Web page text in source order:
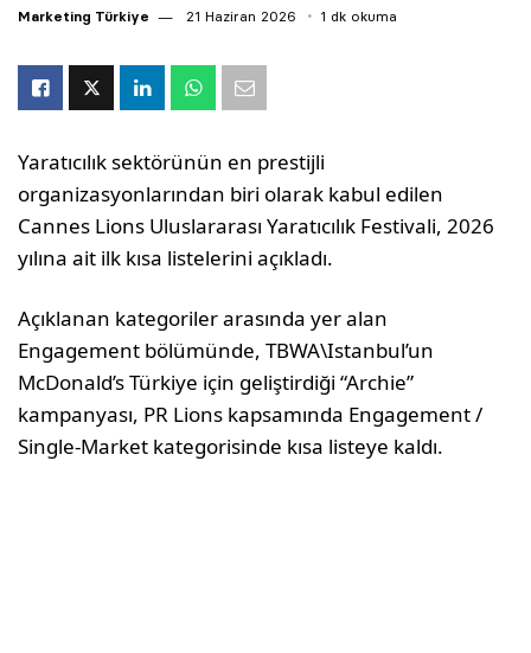
Marketing Türkiye 21 Haziran 2026 1 dk okuma
Yaratıcılık sektörünün en prestijli
organizasyonlarından biri olarak kabul edilen
Cannes Lions Uluslararası Yaratıcılık Festivali, 2026
yılına ait ilk kısa listelerini açıkladı.
Açıklanan kategoriler arasında yer alan
Engagement bölümünde, TBWA\Istanbul’un
McDonald’s Türkiye için geliştirdiği “Archie”
kampanyası, PR Lions kapsamında Engagement /
Single-Market kategorisinde kısa listeye kaldı.